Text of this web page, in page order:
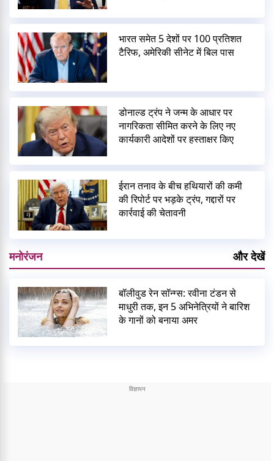
भारत समेत 5 देशों पर 100 प्रतिशत
टैरिफ, अमेरिकी सीनेट में बिल पास
डोनाल्ड ट्रंप ने जन्म के आधार पर
नागरिकता सीमित करने के लिए नए
कार्यकारी आदेशों पर हस्ताक्षर किए
ईरान तनाव के बीच हथियारों की कमी
की रिपोर्ट पर भड़के ट्रंप, गद्दारों पर
कार्रवाई की चेतावनी
मनोरंजन और देखें
बॉलीवुड रेन सॉन्ग्स: रवीना टंडन से
माधुरी तक, इन 5 अभिनेत्रियों ने बारिश
के गानों को बनाया अमर